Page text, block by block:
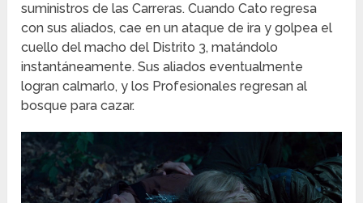
suministros de las Carreras. Cuando Cato regresa
con sus aliados, cae en un ataque de ira y golpea el
cuello del macho del Distrito 3, matándolo
instantáneamente. Sus aliados eventualmente
logran calmarlo, y los Profesionales regresan al
bosque para cazar.